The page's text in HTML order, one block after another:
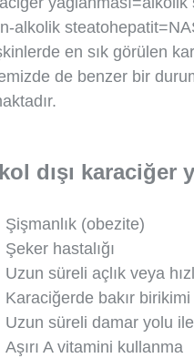
alkolik
en sık görülen
de benzer bir
dışı karaciğer
Şişmanlık (obezite)
Şeker hastalığı
Uzun süreli açlık veya
Karaciğerde bakır birikimi
Uzun süreli damar yolu
Aşırı A vitamini kullanma